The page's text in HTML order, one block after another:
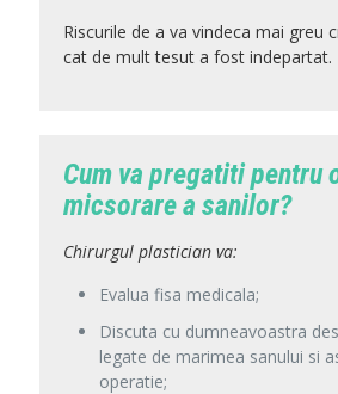
Riscurile de a va vindeca mai greu
cat de mult tesut a fost indepartat.
Cum va pregatiti pentru
micsorare a sanilor?
Chirurgul plastician va:
Evalua fisa medicala;
Discuta cu dumneavoastra
legate de marimea sanului si
operatie;